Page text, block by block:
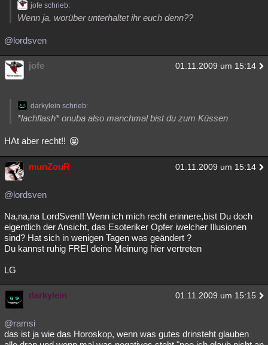
jofe schrieb:
Wenn ja, worüber unterhaltet ihr euch denn??
@lordsven
jofe 01.11.2009 um 15:14
darkylein schrieb:
*lachflash* onuba also manchmal bist du zum Küssen
HAt aber recht!!
munZouR 01.11.2009 um 15:14
@lordsven
Na,na,na LordSven!! Wenn ich mich recht erinnere,bist Du doch
eigentlich der Ansicht, das Esoteriker Opfer iwelcher Illusionen
sind? Hat sich in wenigen Tagen was geändert ?
Du kannst ruhig FREI deine Meinung hier vertreten
LG
darkylein 01.11.2009 um 15:15
@ramsi
das ist ja wie das Horoskop, wenn was gutes drinsteht glauben